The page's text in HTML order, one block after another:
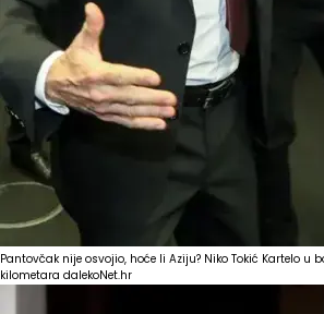
Pantovčak nije osvojio, hoće li Aziju? Niko Tokić Kartelo u
kilometara dalekoNet.hr